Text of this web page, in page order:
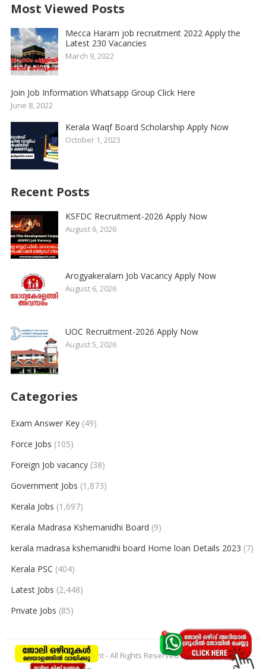
Most Viewed Posts
Mecca Haram job recruitment 2022 Apply the
Latest 230 Vacancies
March 9, 2022
Join Job Information Whatsapp Group Click Here
June 8, 2022
Kerala Waqf Board Scholarship Apply Now
October 1, 2023
Recent Posts
KSFDC Recruitment-2026 Apply Now
August 6, 2026
Arogyakeralam Job Vacancy Apply Now
August 6, 2026
UOC Recruitment-2026 Apply Now
August 5, 2026
Categories
Exam Answer Key(49)
Force Jobs (105)
Foreign Job vacancy(38)
Government Jobs (1,873)
Kerala Jobs (1,697)
Kerala Madrasa Kshemanidhi Board (9)
kerala madrasa kshemanidhi board Home loan Details 2023 (7)
Kerala PSC (404)
Latest Jobs (2,448)
Private Jobs (85)
© 2026keralajobpoint- All Rights Reserved toKeralajobpoint